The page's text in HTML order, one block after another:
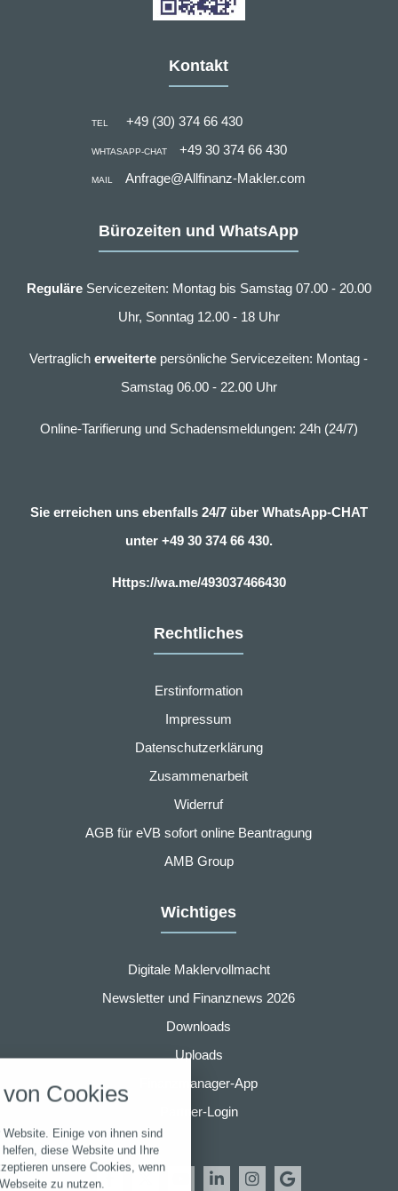
Kontakt
TEL +49 (30) 374 66 430
WHTASAPP-CHAT +49 30 374 66 430
MAIL Anfrage@Allfinanz-Makler.com
Bürozeiten und WhatsApp
ReguläreServicezeiten: Montag bis Samstag 07.00 - 20.00
Uhr, Sonntag 12.00 - 18 Uhr
Vertraglicherweiterte persönliche Servicezeiten: Montag -
Samstag 06.00 - 22.00 Uhr
Online-Tarifierung und Schadensmeldungen: 24h (24/7)
Sie erreichen uns ebenfalls 24/7 über WhatsApp-CHAT
unter +49 30 374 66 430.
Https://wa.me/493037466430
Rechtliches
Erstinformation
Impressum
Datenschutzerklärung
Zusammenarbeit
Widerruf
AGB für eVB sofort online Beantragung
AMB Group
Wichtiges
Digitale Maklervollmacht
Newsletter und Finanznews 2026
Downloads
Uploads
Finanzmanager-App
Partner-Login
Cookies
Einige von ihnen sind
diese Website und Ihre
unsere Cookies, wenn
zu nutzen.
folgende Kategorien zu
Notwendig